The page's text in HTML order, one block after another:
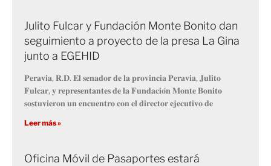
Julito Fulcar y Fundación Monte Bonito dan
seguimiento a proyecto de la presa La Gina
junto a EGEHID
𝐏𝐞𝐫𝐚𝐯𝐢𝐚, 𝐑.𝐃. 𝐄𝐥 𝐬𝐞𝐧𝐚𝐝𝐨𝐫 𝐝𝐞 𝐥𝐚 𝐩𝐫𝐨𝐯𝐢𝐧𝐜𝐢𝐚 𝐏𝐞𝐫𝐚𝐯𝐢𝐚, 𝐉𝐮𝐥𝐢𝐭𝐨
𝐅𝐮𝐥𝐜𝐚𝐫, 𝐲 𝐫𝐞𝐩𝐫𝐞𝐬𝐞𝐧𝐭𝐚𝐧𝐭𝐞𝐬 𝐝𝐞 𝐥𝐚 𝐅𝐮𝐧𝐝𝐚𝐜𝐢𝐨́𝐧 𝐌𝐨𝐧𝐭𝐞 𝐁𝐨𝐧𝐢𝐭𝐨
𝐬𝐨𝐬𝐭𝐮𝐯𝐢𝐞𝐫𝐨𝐧 𝐮𝐧 𝐞𝐧𝐜𝐮𝐞𝐧𝐭𝐫𝐨 𝐜𝐨𝐧 𝐞𝐥 𝐝𝐢𝐫𝐞𝐜𝐭𝐨𝐫 𝐞𝐣𝐞𝐜𝐮𝐭𝐢𝐯𝐨 𝐝𝐞
Leer más »
Oficina Móvil de Pasaportes estará